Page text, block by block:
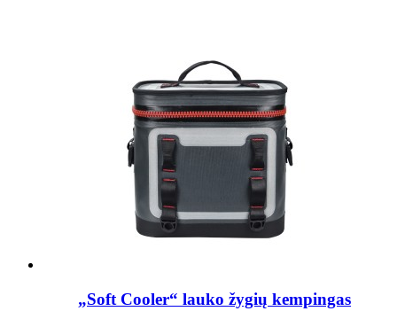
„Soft Cooler“ lauko žygių kempingas